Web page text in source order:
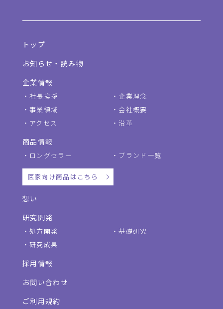
トップ
お知らせ・読み物
企業情報
社長挨拶
企業理念
事業領域
会社概要
アクセス
沿革
商品情報
ロングセラー ブランド一覧
医家向け商品はこちら
想い
研究開発
処方開発
基礎研究
研究成果
採用情報
お問い合わせ
ご利用規約